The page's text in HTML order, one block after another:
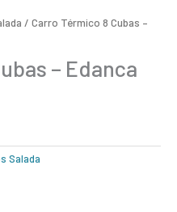
/ Carro Térmico 8 Cubas –
– Edanca
Salada